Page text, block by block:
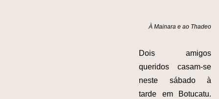
À Mainara e ao Thadeo
Dois amigos
queridos casam-se
neste sábado à
tarde em Botucatu.